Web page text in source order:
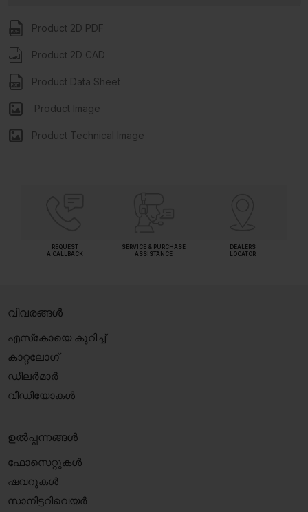
Product 2D PDF
Product 2D CAD
Product Data Sheet
Product Image
Product Technical Image
REQUEST
A CALLBACK
SERVICE & PURCHASE
ASSISTANCE
DEALERS
LOCATOR
വിവരങ്ങൾ
എസ്‍കോയെ കുറിച്ച്
കാറ്റലോഗ്
ഡീലർമാർ
വീഡിയോകൾ
ഉൽപ്പന്നങ്ങൾ
ഫോസെറ്റുകൾ
ഷവറുകൾ
സാനിട്ടറിവെയർ